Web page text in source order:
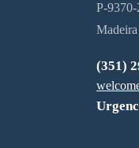
P-9370-
(351)